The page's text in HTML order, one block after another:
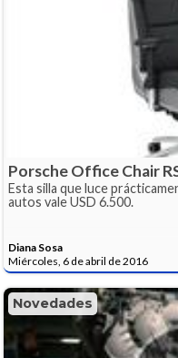
Porsche Office Chair
Esta silla que luce
autos vale USD 6.500.
Diana Sosa
Miércoles, 6 de abril de 2016
Novedades